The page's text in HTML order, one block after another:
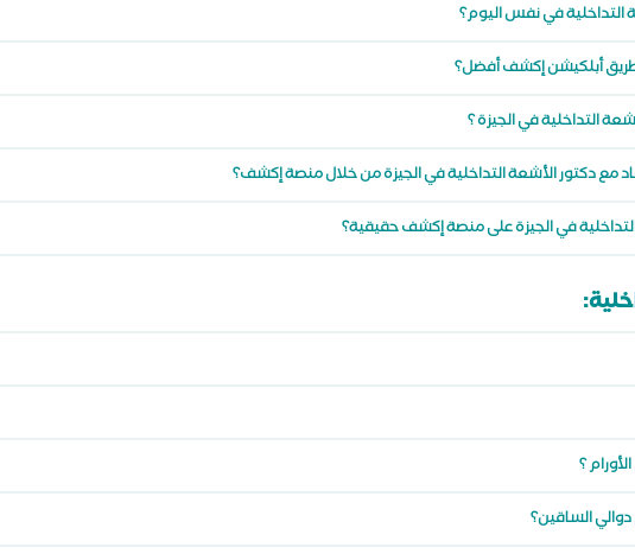
التداخلية في نفس اليوم؟
طريق أبلكيشن إكشف أفضل؟
التداخلية في الجيزة ؟
مع دكتور الأشعة التداخلية في الجيزة من خلال منصة إكشف؟
في الجيزة على منصة إكشف حقيقية؟
؟
الساقين؟